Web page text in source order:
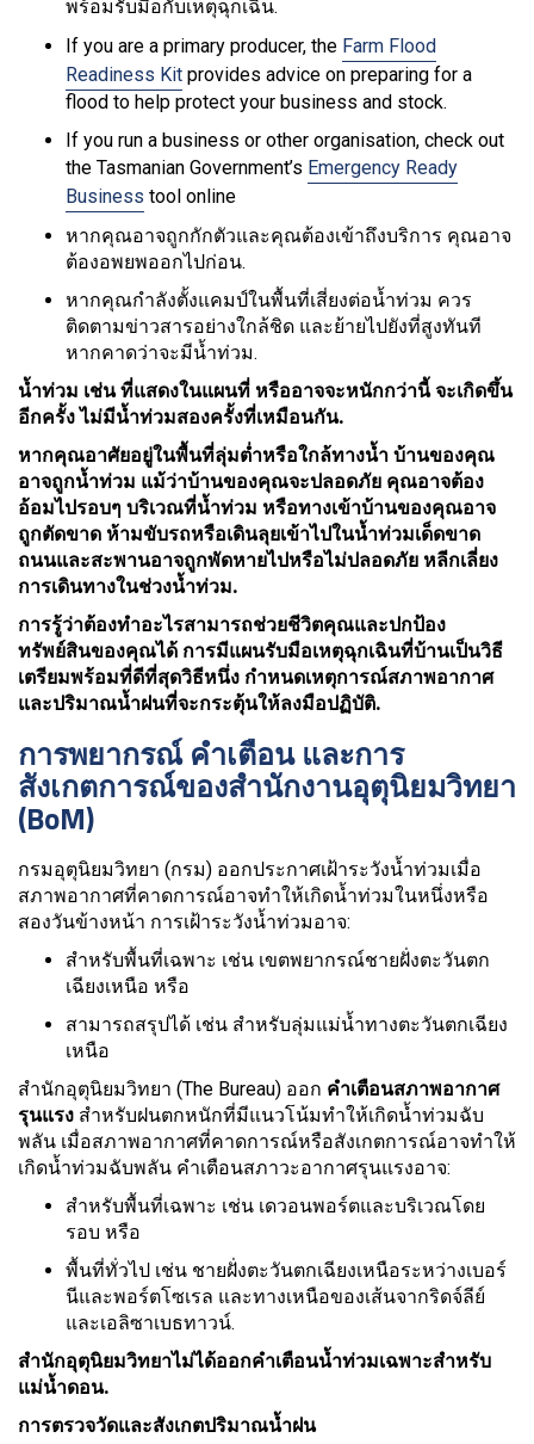
พร้อมรับมือกับเหตุฉุกเฉิน.
If you are a primary producer, the Farm Flood
Readiness Kit provides advice on preparing for a
flood to help protect your business and stock.
If you run a business or other organisation, check out
the Tasmanian Government’s Emergency Ready
Business tool online
หากคุณอาจถูกกักตัวและคุณต้องเข้าถึงบริการ คุณอาจ
ต้องอพยพออกไปก่อน.
หากคุณกำลังตั้งแคมป์ในพื้นที่เสี่ยงต่อน้ำท่วม ควร
ติดตามข่าวสารอย่างใกล้ชิด และย้ายไปยังที่สูงทันที
หากคาดว่าจะมีน้ำท่วม.
น้ำท่วม เช่น ที่แสดงในแผนที่ หรืออาจจะหนักกว่านี้ จะเกิดขึ้น
อีกครั้ง ไม่มีน้ำท่วมสองครั้งที่เหมือนกัน.
หากคุณอาศัยอยู่ในพื้นที่ลุ่มต่ำหรือใกล้ทางน้ำ บ้านของคุณ
อาจถูกน้ำท่วม แม้ว่าบ้านของคุณจะปลอดภัย คุณอาจต้อง
อ้อมไปรอบๆ บริเวณที่น้ำท่วม หรือทางเข้าบ้านของคุณอาจ
ถูกตัดขาด ห้ามขับรถหรือเดินลุยเข้าไปในน้ำท่วมเด็ดขาด
ถนนและสะพานอาจถูกพัดหายไปหรือไม่ปลอดภัย หลีกเลี่ยง
การเดินทางในช่วงน้ำท่วม.
การรู้ว่าต้องทำอะไรสามารถช่วยชีวิตคุณและปกป้อง
ทรัพย์สินของคุณได้ การมีแผนรับมือเหตุฉุกเฉินที่บ้านเป็นวิธี
เตรียมพร้อมที่ดีที่สุดวิธีหนึ่ง กำหนดเหตุการณ์สภาพอากาศ
และปริมาณน้ำฝนที่จะกระตุ้นให้ลงมือปฏิบัติ.
การพยากรณ์ คำเตือน และการ
สังเกตการณ์ของสำนักงานอุตุนิยมวิทยา
(BoM)
กรมอุตุนิยมวิทยา (กรม) ออกประกาศเฝ้าระวังน้ำท่วมเมื่อ
สภาพอากาศที่คาดการณ์อาจทำให้เกิดน้ำท่วมในหนึ่งหรือ
สองวันข้างหน้า การเฝ้าระวังน้ำท่วมอาจ:
สำหรับพื้นที่เฉพาะ เช่น เขตพยากรณ์ชายฝั่งตะวันตก
เฉียงเหนือ หรือ
สามารถสรุปได้ เช่น สำหรับลุ่มแม่น้ำทางตะวันตกเฉียง
เหนือ
สำนักอุตุนิยมวิทยา (The Bureau) ออก คำเตือนสภาพอากาศ
รุนแรง สำหรับฝนตกหนักที่มีแนวโน้มทำให้เกิดน้ำท่วมฉับ
พลัน เมื่อสภาพอากาศที่คาดการณ์หรือสังเกตการณ์อาจทำให้
เกิดน้ำท่วมฉับพลัน คำเตือนสภาวะอากาศรุนแรงอาจ:
สำหรับพื้นที่เฉพาะ เช่น เดวอนพอร์ตและบริเวณโดย
รอบ หรือ
พื้นที่ทั่วไป เช่น ชายฝั่งตะวันตกเฉียงเหนือระหว่างเบอร์
นีและพอร์ตโซเรล และทางเหนือของเส้นจากริดจ์ลีย์
และเอลิซาเบธทาวน์.
สำนักอุตุนิยมวิทยาไม่ได้ออกคำเตือนน้ำท่วมเฉพาะสำหรับ
แม่น้ำดอน.
การตรวจวัดและสังเกตปริมาณน้ำฝน